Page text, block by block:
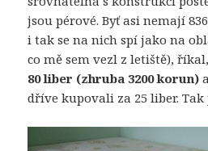
jsou pérové. Byť asi nemají
i tak se na nich spí jako na
co mě sem vezl z letiště),
80 liber (zhruba 3200 korun)
dříve kupovali za 25 liber. Tak